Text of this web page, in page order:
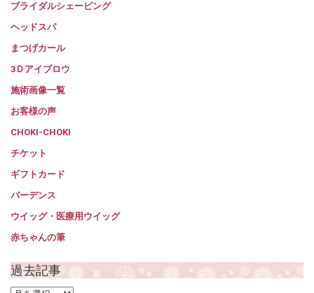
ブライダルシェービング
ヘッドスパ
まつげカール
3Ｄアイブロウ
施術画像一覧
お客様の声
CHOKI-CHOKI
チケット
ギフトカード
バーデンス
ウイッグ・医療用ウイッグ
赤ちゃんの筆
過去記事